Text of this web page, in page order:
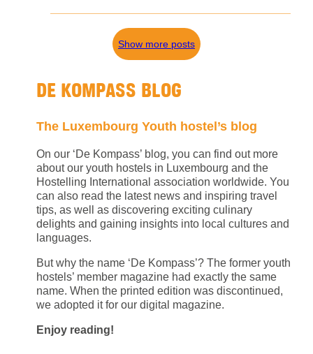
Show more posts
DE KOMPASS BLOG
The Luxembourg Youth hostel’s blog
On our ‘De Kompass’ blog, you can find out more
about our youth hostels in Luxembourg and the
Hostelling International association worldwide. You
can also read the latest news and inspiring travel
tips, as well as discovering exciting culinary
delights and gaining insights into local cultures and
languages.
But why the name ‘De Kompass’? The former youth
hostels’ member magazine had exactly the same
name. When the printed edition was discontinued,
we adopted it for our digital magazine.
Enjoy reading!